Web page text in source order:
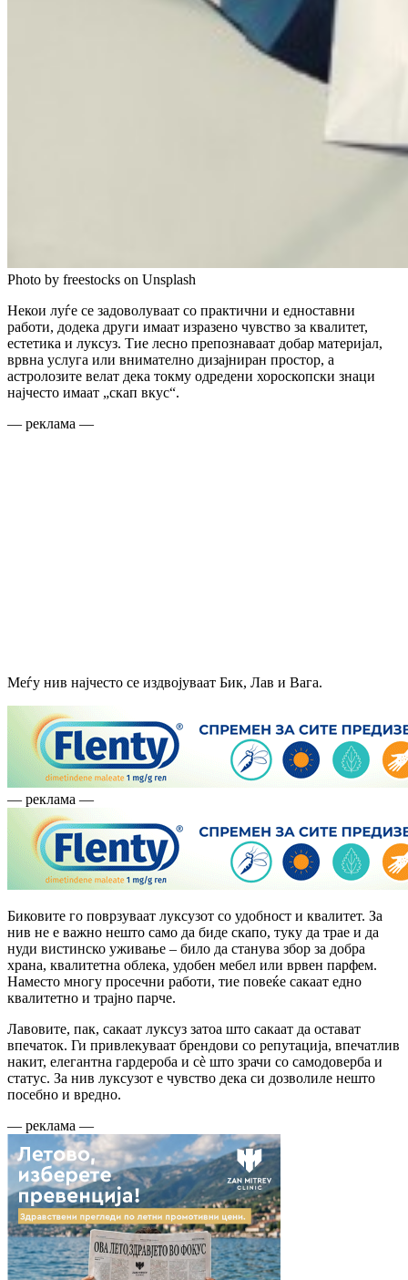
Photo by freestocks on Unsplash
Некои луѓе се задоволуваат со практични и едноставни
работи, додека други имаат изразено чувство за квалитет,
естетика и луксуз. Тие лесно препознаваат добар материјал,
врвна услуга или внимателно дизајниран простор, а
астролозите велат дека токму одредени хороскопски знаци
најчесто имаат „скап вкус“.
— реклама —
Меѓу нив најчесто се издвојуваат Бик, Лав и Вага.
— реклама —
Биковите го поврзуваат луксузот со удобност и квалитет. За
нив не е важно нешто само да биде скапо, туку да трае и да
нуди вистинско уживање – било да станува збор за добра
храна, квалитетна облека, удобен мебел или врвен парфем.
Наместо многу просечни работи, тие повеќе сакаат едно
квалитетно и трајно парче.
Лавовите, пак, сакаат луксуз затоа што сакаат да остават
впечаток. Ги привлекуваат брендови со репутација, впечатлив
накит, елегантна гардероба и сè што зрачи со самодоверба и
статус. За нив луксузот е чувство дека си дозволиле нешто
посебно и вредно.
— реклама —